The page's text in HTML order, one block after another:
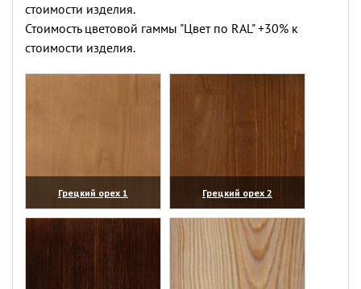
стоимости изделия.
Стоимость цветовой гаммы "Цвет по RAL" +30% к
стоимости изделия.
Грецкий орех 1
(увеличить)
Грецкий орех 2
(увеличить)